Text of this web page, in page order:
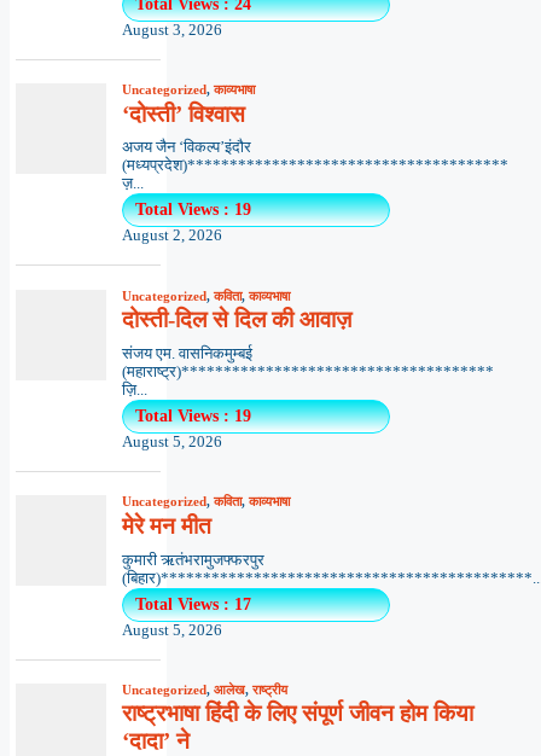
Total Views : 24
August 3, 2026
Uncategorized,काव्यभाषा
‘दोस्ती’ विश्वास
अजय जैन ‘विकल्प’इंदौर
(मध्यप्रदेश)**************************************
ज़...
Total Views : 19
August 2, 2026
Uncategorized,कविता,काव्यभाषा
दोस्ती-दिल से दिल की आवाज़
संजय एम. वासनिकमुम्बई
(महाराष्ट्र)*************************************
ज़ि...
Total Views : 19
August 5, 2026
Uncategorized,कविता,काव्यभाषा
मेरे मन मीत
कुमारी ऋतंभरामुजफ्फरपुर
Total Views : 17
August 5, 2026
Uncategorized, आलेख,राष्ट्रीय
राष्ट्रभाषा हिंदी के लिए संपूर्ण जीवन होम किया
‘दादा’ ने